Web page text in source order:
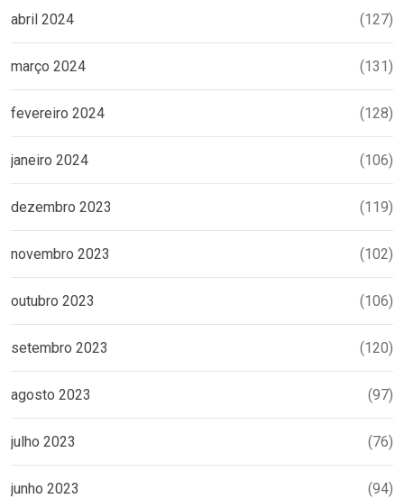
abril 2024 (127)
março 2024 (131)
fevereiro 2024 (128)
janeiro 2024 (106)
dezembro 2023 (119)
novembro 2023 (102)
outubro 2023 (106)
setembro 2023 (120)
agosto 2023 (97)
julho 2023 (76)
junho 2023 (94)